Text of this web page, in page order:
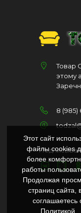
Товар
этому
8 (985)
Этот сайт
файлы cookies
более
работы
Продолжая
страниц сайта,
соглашаетесь
Политикой